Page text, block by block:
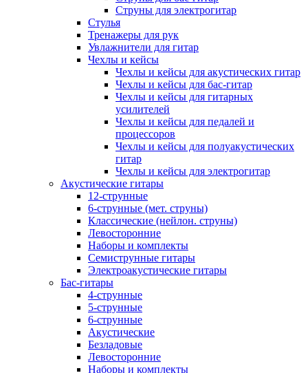
Струны для электрогитар
Стулья
Тренажеры для рук
Увлажнители для гитар
Чехлы и кейсы
Чехлы и кейсы для акустических гитар
Чехлы и кейсы для бас-гитар
Чехлы и кейсы для гитарных
усилителей
Чехлы и кейсы для педалей и
процессоров
Чехлы и кейсы для полуакустических
гитар
Чехлы и кейсы для электрогитар
Акустические гитары
12-струнные
6-струнные (мет. струны)
Классические (нейлон. струны)
Левосторонние
Наборы и комплекты
Семиструнные гитары
Электроакустические гитары
Бас-гитары
4-струнные
5-струнные
6-струнные
Акустические
Безладовые
Левосторонние
Наборы и комплекты